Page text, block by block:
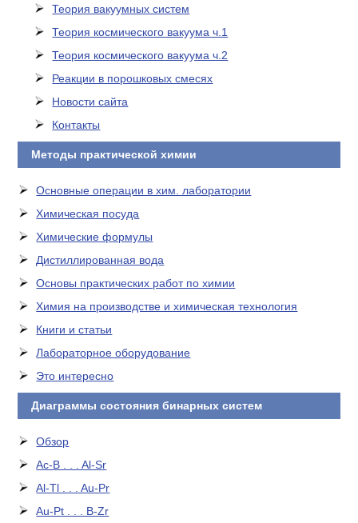
Теория вакуумных систем
Теория космического вакуума ч.1
Теория космического вакуума ч.2
Реакции в порошковых смесях
Новости сайта
Контакты
Методы практической химии
Основные операции в хим. лаборатории
Химическая посуда
Химические формулы
Дистиллированная вода
Основы практических работ по химии
Химия на производстве и химическая технология
Книги и статьи
Лабораторное оборудование
Это интересно
Диаграммы состояния бинарных систем
Обзор
Ac-B . . . Al-Sr
Al-Tl . . . Au-Pr
Au-Pt . . . B-Zr